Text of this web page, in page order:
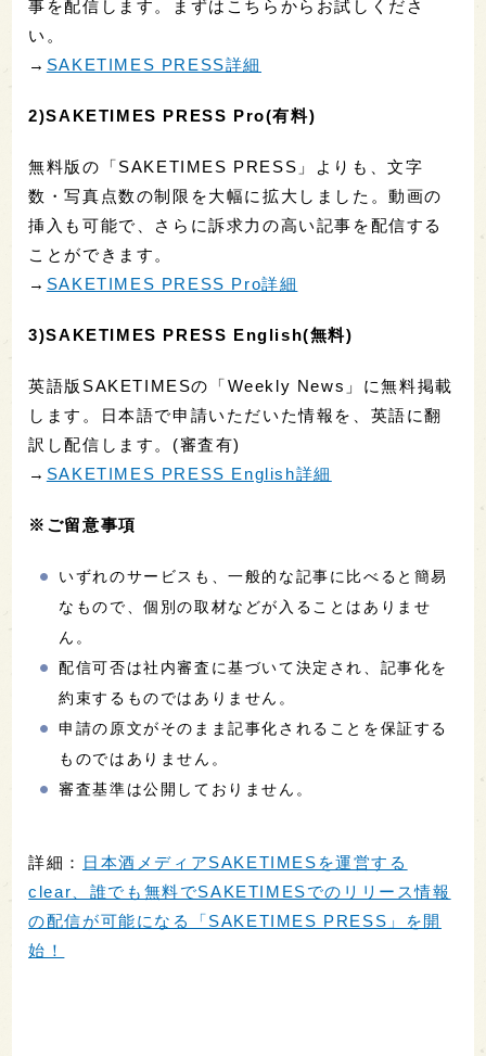
事を配信します。まずはこちらからお試しくださ
い。
→ SAKETIMES PRESS詳細
2)SAKETIMES PRESS Pro(有料)
無料版の「SAKETIMES PRESS」よりも、文字
数・写真点数の制限を大幅に拡大しました。動画の
挿入も可能で、さらに訴求力の高い記事を配信する
ことができます。
→ SAKETIMES PRESS Pro詳細
3)SAKETIMES PRESS English(無料)
英語版SAKETIMESの「Weekly News」に無料掲載
します。日本語で申請いただいた情報を、英語に翻
訳し配信します。(審査有)
→ SAKETIMES PRESS English詳細
※ご留意事項
いずれのサービスも、一般的な記事に比べると簡易
なもので、個別の取材などが入ることはありませ
ん。
配信可否は社内審査に基づいて決定され、記事化を
約束するものではありません。
申請の原文がそのまま記事化されることを保証する
ものではありません。
審査基準は公開しておりません。
詳細：
日本酒メディアSAKETIMESを運営する
clear、誰でも無料でSAKETIMESでのリリース情報
の配信が可能になる「SAKETIMES PRESS」を開
始！